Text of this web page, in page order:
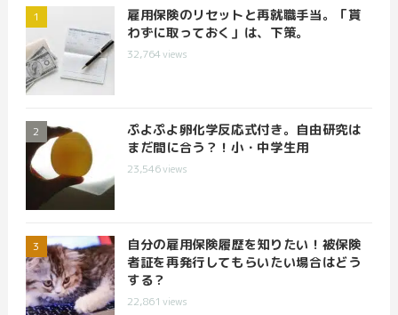
雇用保険のリセットと再就職手当。「貰
わずに取っておく」は、下策。
32,764views
ぷよぷよ卵化学反応式付き。自由研究は
まだ間に合う？！小・中学生用
23,546views
自分の雇用保険履歴を知りたい！被保険
者証を再発行してもらいたい場合はどう
する？
22,861 views